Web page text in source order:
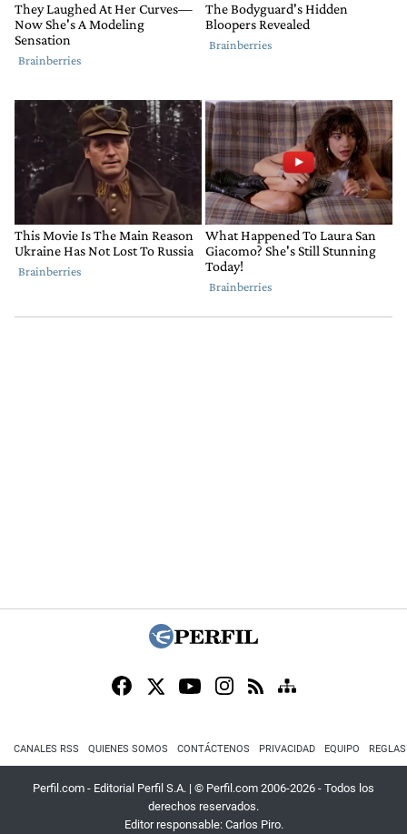
CANALES RSS QUIENES SOMOS CONTÁCTENOS PRIVACIDAD EQUIPO
Perfil.com - Editorial Perfil S.A. | © Perfil.com 2006-2026 - Todos los
derechos reservados.
Editor responsable: Carlos Piro.